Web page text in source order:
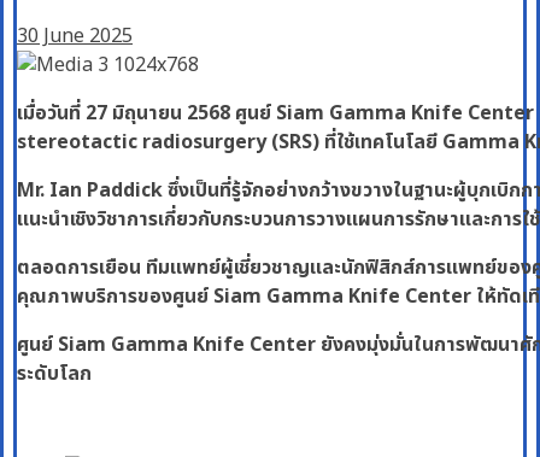
30 June 2025
เมื่อวันที่ 27 มิถุนายน 2568 ศูนย์ Siam Gamma Knife
stereotactic radiosurgery (SRS) ที่ใช้เทคโนโลยี Gamma
Mr. Ian Paddick ซึ่งเป็นที่รู้จักอย่างกว้างขวางในฐานะผู้บุกเบิ
แนะนำเชิงวิชาการเกี่ยวกับกระบวนการวางแผนการรักษาและก
ตลอดการเยือน ทีมแพทย์ผู้เชี่ยวชาญและนักฟิสิกส์การแพทย์ของ
คุณภาพบริการของศูนย์ Siam Gamma Knife Center ให้ทัดเ
ศูนย์ Siam Gamma Knife Center ยังคงมุ่งมั่นในการพัฒนาศัก
ระดับโลก